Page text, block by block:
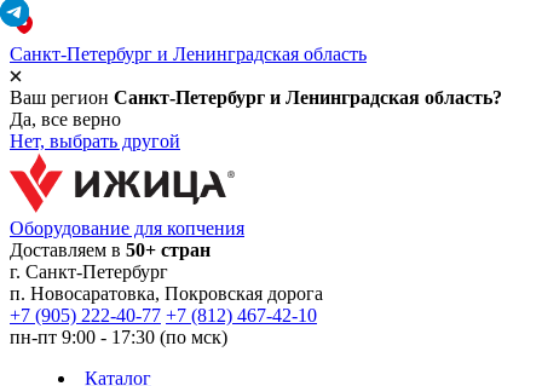
Санкт-Петербург и Ленинградская область
Ваш регион Санкт-Петербург и Ленинградская область?
Да, все верно
Нет, выбрать другой
Оборудование для копчения
Доставляем в 50+ стран
г. Санкт-Петербург
п. Новосаратовка, Покровская дорога
+7 (905) 222-40-77 +7 (812) 467-42-10
пн-пт 9:00 - 17:30 (по мск)
Каталог